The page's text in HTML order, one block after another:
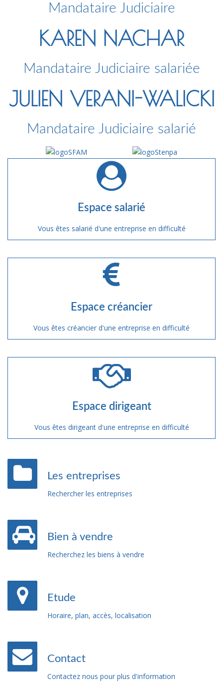
Mandataire Judiciaire
KAREN NACHAR
Mandataire Judiciaire salariée
JULIEN VERANI-WALICKI
Mandataire Judiciaire salarié
Espace salarié
Vous êtes salarié d'une entreprise en difficulté
Espace créancier
Vous êtes créancier d'une entreprise en difficulté
Espace dirigeant
Vous êtes dirigeant d'une entreprise en difficulté
Les entreprises
Rechercher les entreprises
Bien à vendre
Recherchez les biens à vendre
Etude
Horaire, plan, accès, localisation
Contact
Contactez nous pour plus d'information